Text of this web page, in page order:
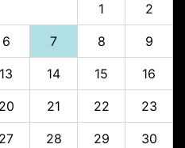
1 2
6 7 8 9
13 14 15 16
20 21 22 23
27 28 29 30